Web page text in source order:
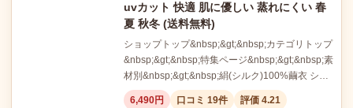
uvカット 快適 肌に優しい 蒸れにくい 春
夏 秋冬 (送料無料)
ショップトップ&nbsp;&gt;&nbsp;カテゴリトップ
&nbsp;&gt;&nbsp;特集ページ&nbsp;&gt;&nbsp;素
材別&nbsp;&gt;&nbsp;絹(シルク)100%繭衣 シ…
6,490円 口コミ 19件 評価 4.21